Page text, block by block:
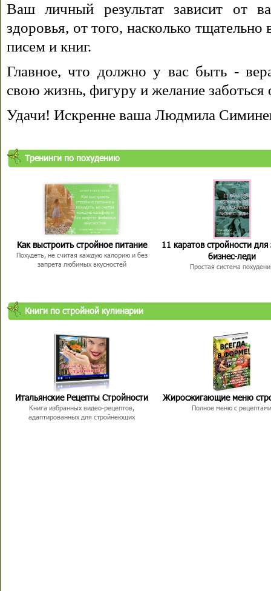
Ваш личный результат зависит от
здоровья, от того, насколько
писем и книг.
Главное, что должно у вас быть -
свою жизнь, фигуру и желание заботься
Удачи! Искренне ваша Людмила
Тренинги по похудению
Как выстроить стройное питание
Похудеть, не считая каждую калорию и без
запрета любимых вкусностей
11 каратов стройности для
бизнес-леди
Простая система
Книги по стройной кулинарии
Итальянские Рецепты Стройности
Книга избранных видео-рецептов,
адаптированных для стройнеющих
Жиросжигающие меню
Полное меню с рецептами